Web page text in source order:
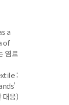
a
of
염료
:
대응)